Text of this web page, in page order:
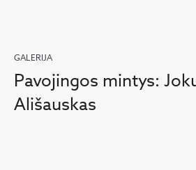
GALERIJA
Pavojingos mintys:
Ališauskas